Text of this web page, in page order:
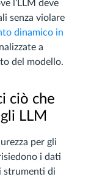
l’LLM deve
senza violare
dinamico in
a
del modello.
ciò che
LLM
per gli
i dati
strumenti di